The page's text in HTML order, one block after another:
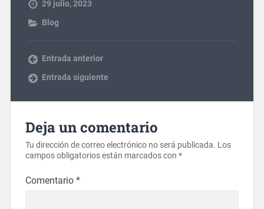
29 julio, 2023
Blog
Entrada anterior
Entrada siguiente
Deja un comentario
Tu dirección de correo electrónico no será publicada. Los
campos obligatorios están marcados con *
Comentario *